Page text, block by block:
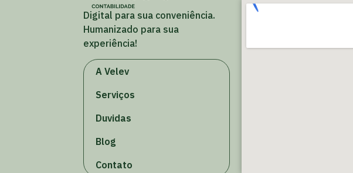
Digital para sua conveniência.
Humanizado para sua
experiência!
A Velev
Serviços
Duvidas
Blog
Contato